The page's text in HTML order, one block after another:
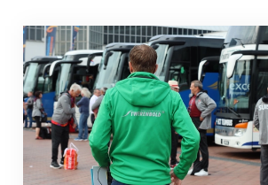
Twerenbold wird offizieller